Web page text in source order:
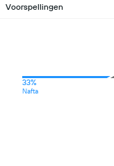
Voorspellingen
33%
Nafta